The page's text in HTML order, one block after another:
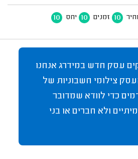
10 זמנים 10 יחס 10
עסק חדש במידרג אנחנו
צילומי חשבוניות של
כדי לוודא שמדובר
ולא חברים או בני